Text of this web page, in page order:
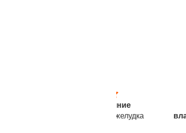
Я знала
властивості
Я знала